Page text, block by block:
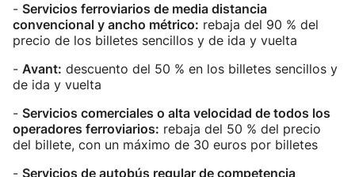
- Servicios ferroviarios de media distancia
convencional y ancho métrico: rebaja del 90 % del
precio de los billetes sencillos y de ida y vuelta
- Avant: descuento del 50 % en los billetes sencillos y
de ida y vuelta
- Servicios comerciales o alta velocidad de todos los
operadores ferroviarios: rebaja del 50 % del precio
del billete, con un máximo de 30 euros por billetes
- Servicios de autobús regular de competencia